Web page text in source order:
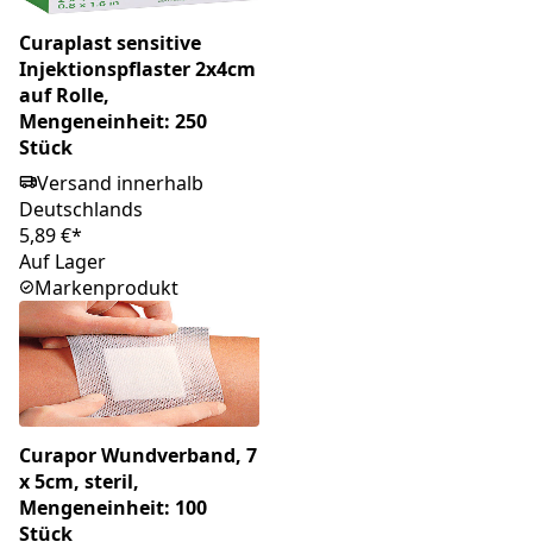
Curaplast sensitive
Injektionspflaster 2x4cm
auf Rolle,
Mengeneinheit: 250
Stück
Versand innerhalb
Deutschlands
5,89 €*
Auf Lager
Markenprodukt
Curapor Wundverband, 7
x 5cm, steril,
Mengeneinheit: 100
Stück